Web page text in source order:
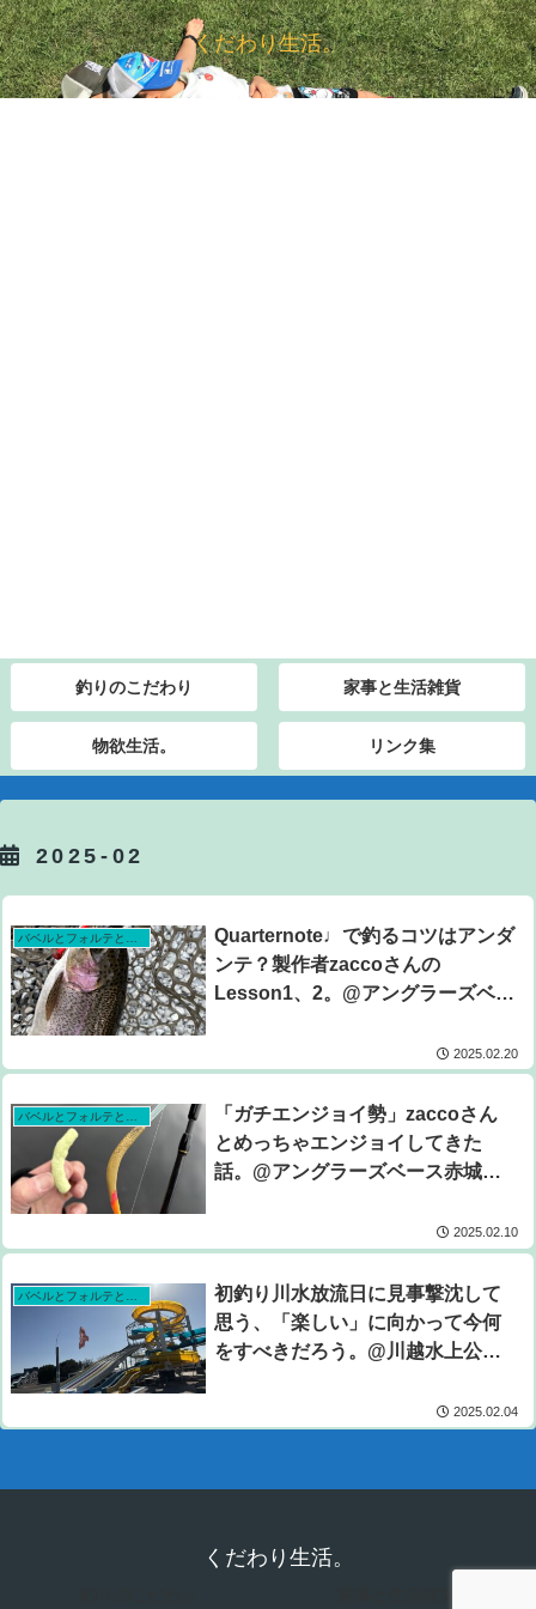
くだわり生活。
釣りのこだわり 家事と生活雑貨
物欲生活。 リンク集
2025-02
Quarternote♩で釣るコツはアンダ
ンテ？製作者zaccoさんの
Lesson1、2。@アングラーズベー
2025.02.20
バベルとフォルテとピットとデイジーで挑む！川越水上公園プールトラウト攻略計画シーズン4。
「ガチエンジョイ勢」zaccoさん
とめっちゃエンジョイしてきた
話。@アングラーズベース赤城山
2025.02.10
初釣り川水放流日に見事撃沈して
思う、「楽しい」に向かって今何
をすべきだろう。@川越水上公園
2025.02.04
くだわり生活。